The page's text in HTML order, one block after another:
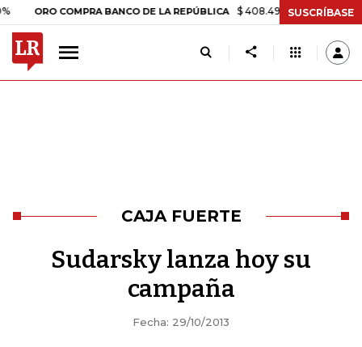
ORO COMPRA BANCO DE LA REPÚBLICA $ 408.498,97 +$ 8.753,81
SUSCRÍBASE
CAJA FUERTE
Sudarsky lanza hoy su
campaña
Fecha: 29/10/2013